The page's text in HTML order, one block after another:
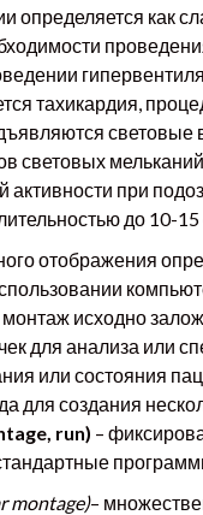
определяется как
тахикардия,
световых
активности при
до 10-
отображения
исходно
для анализа или
или состояния
для создания
run) –
montage)–